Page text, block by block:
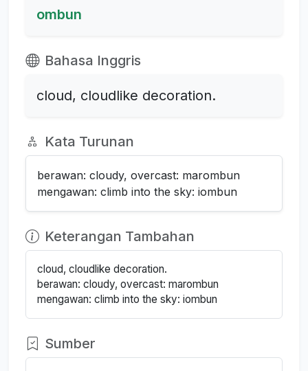
ombun
Bahasa Inggris
cloud, cloudlike decoration.
Kata Turunan
berawan: cloudy, overcast: marombun
mengawan: climb into the sky: iombun
Keterangan Tambahan
cloud, cloudlike decoration.
berawan: cloudy, overcast: marombun
mengawan: climb into the sky: iombun
Sumber